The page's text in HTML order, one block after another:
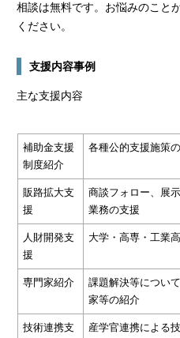
相談は無料です。お悩みのこと
ください。
支援内容事例
主な支援内容
補助金支援
制度紹介
各種公的支援施策
販路拡大支
援
商談フォロー、展
業務の支援
人財開発支
援
大学・高専・工業
専門家紹介
課題解決等につい
家等の紹介
技術連携支
産学官連携による